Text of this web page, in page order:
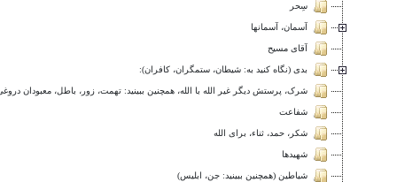
سِحر
آسمان، آسمانها
آقاى مسيح
بدى (نگاه کنید به: شیطان، ستمگران، کافران):
شرک، پرستش دیگر غير الله با الله، همچنین ببينيد: تهمت، زور، باطل، معبودان دروغى.
شفاعت
شکر، حمد، ثناء، برای الله
شهيدها
شیاطین (همچنین ببينيد: جن، ابلیس)